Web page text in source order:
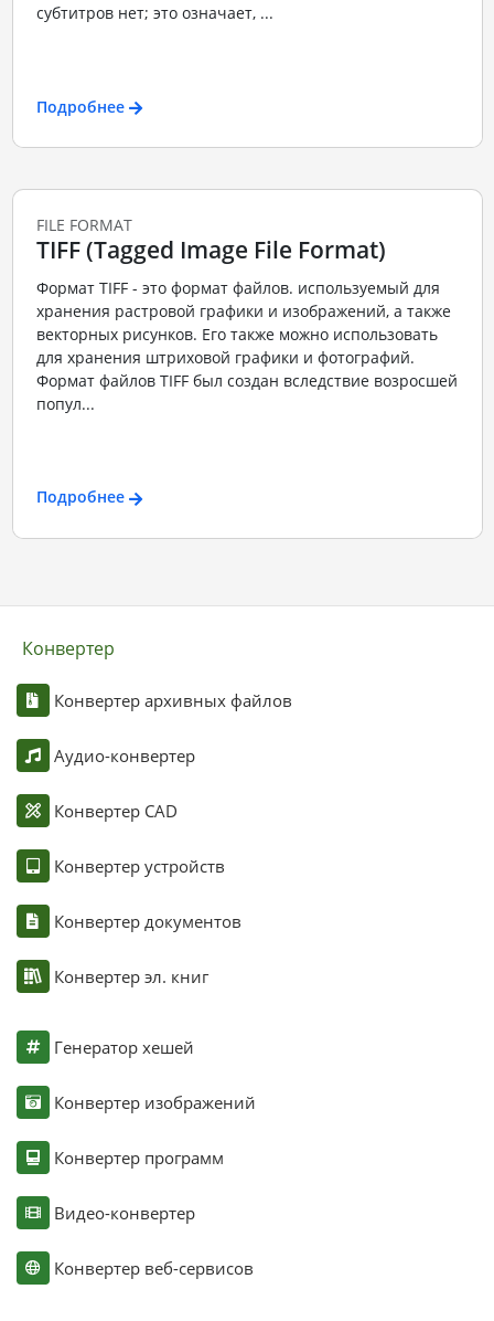
субтитров нет; это означает, ...
Подробнее
FILE FORMAT
TIFF (Tagged Image File Format)
Формат TIFF - это формат файлов. используемый для
хранения растровой графики и изображений, а также
векторных рисунков. Его также можно использовать
для хранения штриховой графики и фотографий.
Формат файлов TIFF был создан вследствие возросшей
попул...
Подробнее
Конвертер
Конвертер архивных файлов
Аудио-конвертер
Конвертер CAD
Конвертер устройств
Конвертер документов
Конвертер эл. книг
Генератор хешей
Конвертер изображений
Конвертер программ
Видео-конвертер
Конвертер веб-сервисов